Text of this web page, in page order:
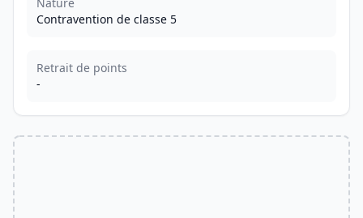
Contravention de classe 5
Retrait de points
-